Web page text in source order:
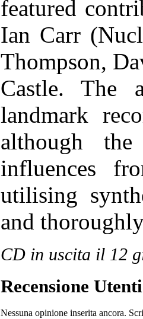
featured
Ian Carr
Thompson,
Castle. The
landmark
although
influences
utilising
and
CD in uscita il 12
Recensione Utenti
Nessuna opinione inserita ancora.